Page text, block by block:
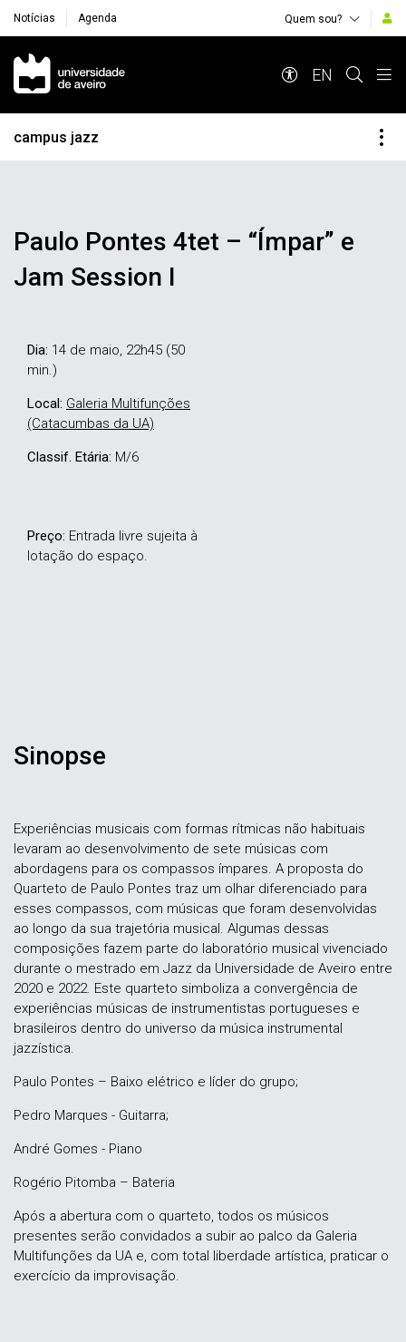
Notícias Agenda Quem sou?
Navegação Principal
EN
campus jazz
Paulo Pontes 4tet – “Ímpar” e
Jam Session I
Dia: 14 de maio, 22h45 (50
min.)
Local: Galeria Multifunções
(Catacumbas da UA)
Classif. Etária: M/6
Preço: Entrada livre sujeita à
lotação do espaço.
Sinopse
Experiências musicais com formas rítmicas não habituais
levaram ao desenvolvimento de sete músicas com
abordagens para os compassos ímpares. A proposta do
Quarteto de Paulo Pontes traz um olhar diferenciado para
esses compassos, com músicas que foram desenvolvidas
ao longo da sua trajetória musical. Algumas dessas
composições fazem parte do laboratório musical vivenciado
durante o mestrado em Jazz da Universidade de Aveiro entre
2020 e 2022. Este quarteto simboliza a convergência de
experiências músicas de instrumentistas portugueses e
brasileiros dentro do universo da música instrumental
jazzística.
Paulo Pontes – Baixo elétrico e líder do grupo;
Pedro Marques - Guitarra;
André Gomes - Piano
Rogério Pitomba – Bateria
Após a abertura com o quarteto, todos os músicos
presentes serão convidados a subir ao palco da Galeria
Multifunções da UA e, com total liberdade artística, praticar o
exercício da improvisação.